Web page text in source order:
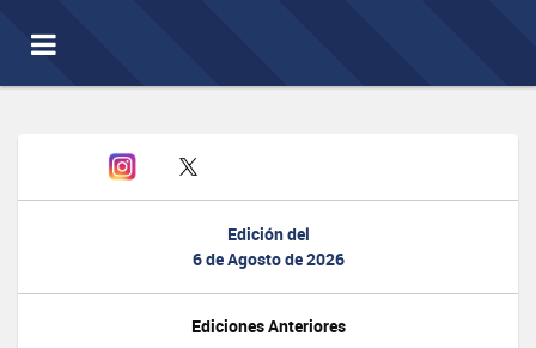
Toggle
navigation
Edición del
6 de Agosto de 2026
Ediciones Anteriores